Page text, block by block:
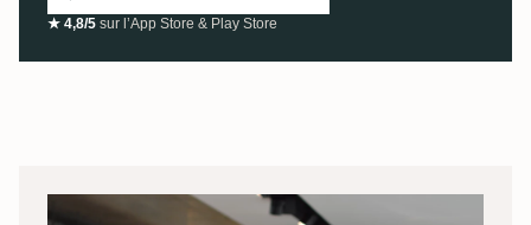
★ 4,8/5 sur l’App Store & Play Store